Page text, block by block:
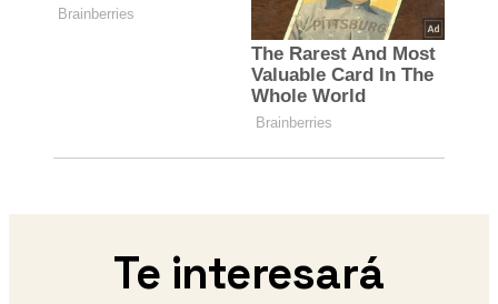
Te interesará